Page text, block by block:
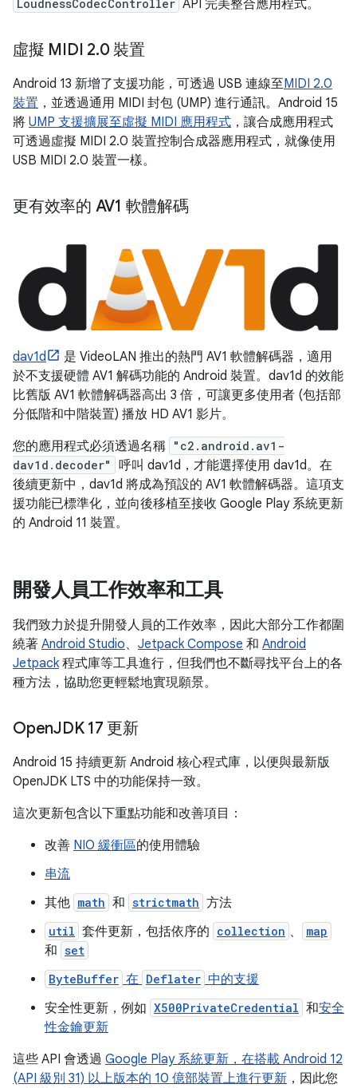
LoudnessCodecController API 完美整合應用程式。
虛擬 MIDI 2.0 裝置
Android 13 新增了支援功能，可透過 USB 連線至MIDI 2.0
裝置 ，並透過通用 MIDI 封包 (UMP) 進行通訊。Android 15
將 UMP 支援擴展至虛擬 MIDI 應用程式 ，讓合成應用程式
可透過虛擬 MIDI 2.0 裝置控制合成器應用程式，就像使用
USB MIDI 2.0 裝置一樣。
更有效率的 AV1 軟體解碼
dav1d
是 VideoLAN 推出的熱門 AV1 軟體解碼器，適用
於不支援硬體 AV1 解碼功能的 Android 裝置。dav1d 的效能
比舊版 AV1 軟體解碼器高出 3 倍，可讓更多使用者 (包括部
分低階和中階裝置) 播放 HD AV1 影片。
您的應用程式必須透過名稱 "c2.android.av1-
dav1d.decoder"
呼叫 dav1d，才能選擇使用 dav1d。在
後續更新中，dav1d 將成為預設的 AV1 軟體解碼器。這項支
援功能已標準化，並向後移植至接收 Google Play 系統更新
的 Android 11 裝置。
開發人員工作效率和工具
我們致力於提升開發人員的工作效率，因此大部分工作都圍
繞著 Android Studio、 Jetpack Compose 和 Android
Jetpack程式庫等工具進行，但我們也不斷尋找平台上的各
種方法，協助您更輕鬆地實現願景。
OpenJDK 17 更新
Android 15 持續更新 Android 核心程式庫，以便與最新版
OpenJDK LTS 中的功能保持一致。
這次更新包含以下重點功能和改善項目：
改善 NIO 緩衝區的使用體驗
串流
其他 math 和 strictmath 方法
util 套件更新，包括依序的 collection 、 map
和 set
ByteBuffer 在 Deflater 中的支援
安全性更新，例如 X500PrivateCredential 和安全
性金鑰更新
這些 API 會透過 Google Play 系統更新，在搭載 Android 12
(API 級別 31) 以上版本的 10 億部裝置上進行更新 ，因此您